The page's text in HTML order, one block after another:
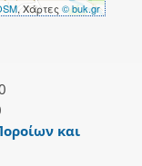
, Χάρτες © buk.gr
και